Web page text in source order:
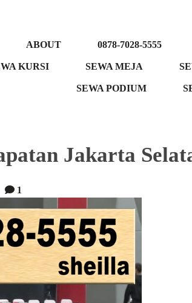
ABOUT 0878-7028-5555
KURSI SEWA MEJA
SEWA PODIUM
Jakarta
1